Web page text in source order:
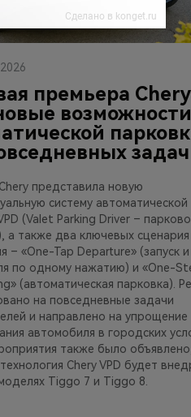
премьера Chery
возможности
задач
представила новую
систему автоматической
(Valet Parking Driver –
а также два ключевых сценария
– «One-Tap Departure» (запуск
по одному нажатию) и «One-
(автоматическая парковка).
на повседневные задачи
и направлено на упрощение
автомобиля в городских
также было
Chery VPD будет
Tiggo 7 и Tiggo 8.